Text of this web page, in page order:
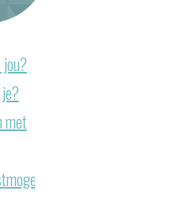
met